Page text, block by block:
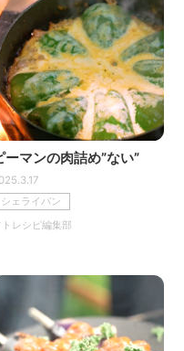
ーマンの肉詰め”ない”
シェライパン
トレシピ編集部